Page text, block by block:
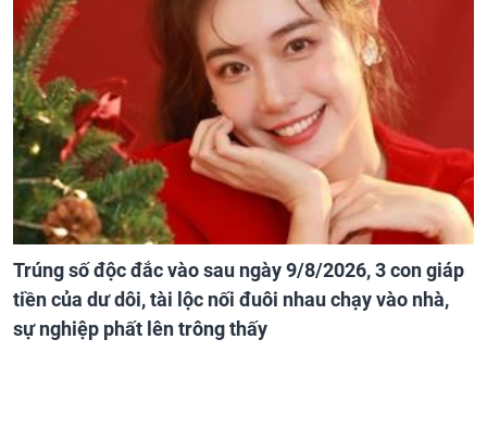
Trúng số độc đắc vào sau ngày 9/8/2026, 3 con giáp
tiền của dư dôi, tài lộc nối đuôi nhau chạy vào nhà,
sự nghiệp phất lên trông thấy